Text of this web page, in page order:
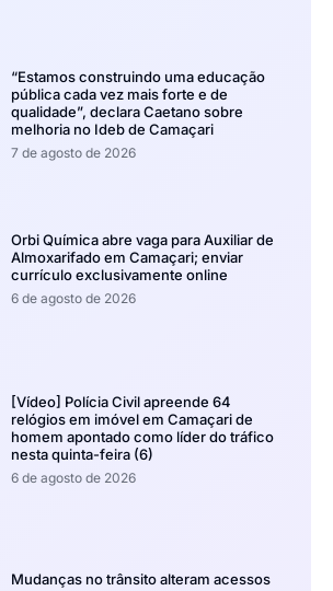
“Estamos construindo uma educação
pública cada vez mais forte e de
qualidade”, declara Caetano sobre
melhoria no Ideb de Camaçari
7 de agosto de 2026
Orbi Química abre vaga para Auxiliar de
Almoxarifado em Camaçari; enviar
currículo exclusivamente online
6 de agosto de 2026
[Vídeo] Polícia Civil apreende 64
relógios em imóvel em Camaçari de
homem apontado como líder do tráfico
nesta quinta-feira (6)
6 de agosto de 2026
Mudanças no trânsito alteram acessos